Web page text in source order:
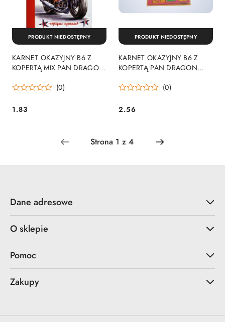
KARNET OKAZYJNY B6 Z
KOPERTĄ MIX PAN DRAGON
(0)
Cena:
1.83
PRODUKT NIEDOSTĘPNY
KARNET OKAZYJNY B6 Z
KOPERTĄ PAN DRAGON
(0)
Cena:
2.56
PRODUKT NIEDOSTĘPNY
Dane adresowe
O sklepie
Pomoc
Zakupy